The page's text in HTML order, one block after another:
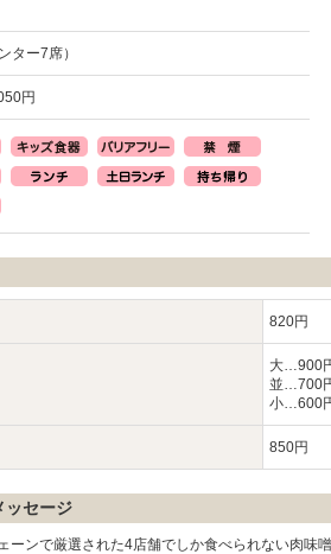
ター7席）
円
820円
大…900
並…700
小…600
850円
ッセージ
ーンで厳選された4店舗でしか食べられない肉味